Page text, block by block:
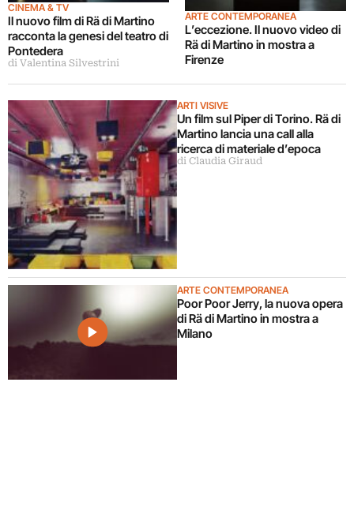
CINEMA & TV
Il nuovo film di Rä di Martino
racconta la genesi del teatro di
Pontedera
di Valentina Silvestrini
ARTE CONTEMPORANEA
L’eccezione. Il nuovo video di
Rä di Martino in mostra a
Firenze
ARTI VISIVE
Un film sul Piper di Torino. Rä di
Martino lancia una call alla
ricerca di materiale d’epoca
di Claudia Giraud
ARTE CONTEMPORANEA
Poor Poor Jerry, la nuova opera
di Rä di Martino in mostra a
Milano